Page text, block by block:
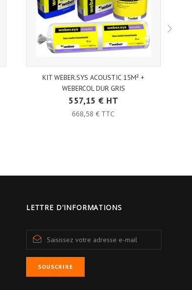
KIT WEBER.SYS ACOUSTIC 15M² +
WEBERCOL DUR GRIS
557,15 € HT
668,58 € TTC
LETTRE D'INFORMATIONS
SOUSCRIRE